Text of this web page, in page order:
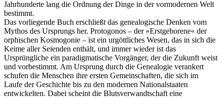
Jahrhunderte lang die Ordnung der Dinge in der vormodernen Welt
bestimmt.
Das vorliegende Buch erschließt das genealogische Denken vom
Mythos des Ursprungs her. Protogonos – der »Erstgeborene« der
orphischen Kosmogonie – ist ein urgöttliches Wesen, das in sich die
Keime aller Seienden enthält, und immer wieder ist das
Ursprüngliche ein paradigmatische Vorgänger, der die Zukunft weist
und vorbestimmt. Am Ursprung durch die Genealogie verankert
schufen die Menschen ihre ersten Gemeinschaften, die sich im
Laufe der Geschichte bis zu den modernen Nationalstaaten
entwickelten. Dabei scheint die Blutsverwandtschaft eine